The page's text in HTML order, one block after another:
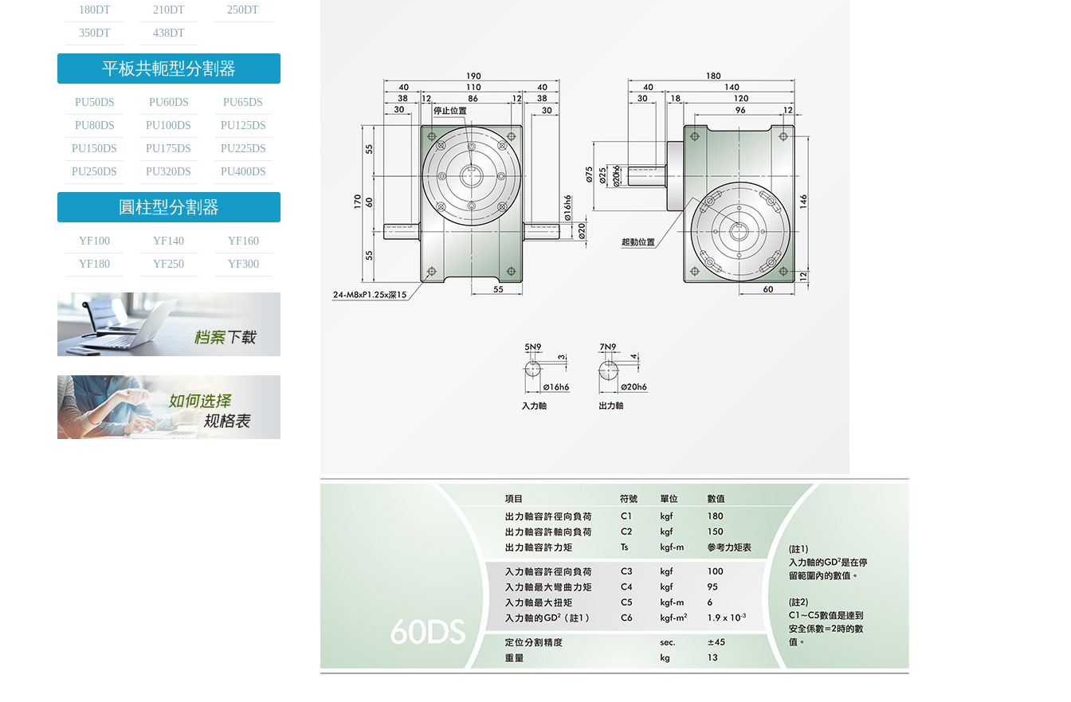
180DT
210DT
250DT
350DT
438DT
平板共軛型分割器
PU50DS PU60DS
PU65DS
PU80DS
PU100DS
PU125DS
PU150DS
PU175DS
PU225DS
PU250DS
PU320DS PU400DS
圓柱型分割器
YF100 YF140
YF160
YF180
YF250 YF300